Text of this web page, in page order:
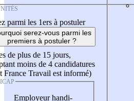
parmi les 1ers à postuler
serez-vous parmi les
premiers à postuler ?
de plus de 15 jours,
moins de 4 candidatures
France Travail est informé)
Employeur handi-